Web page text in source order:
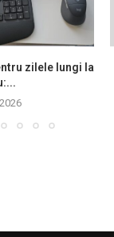
zilele lungi la